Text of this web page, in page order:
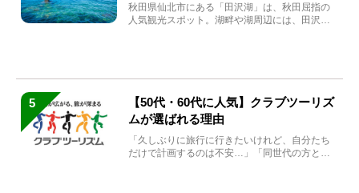
秋田県仙北市にある「田沢湖」は、秋田屈指の
人気観光スポット。湖畔や湖周辺には、田沢湖
5
【50代・60代に人気】クラブツーリズ
ムが選ばれる理由
「久しぶりに旅行に行きたいけれど、自分たち
だけで計画するのは不安…」「同世代の方と気